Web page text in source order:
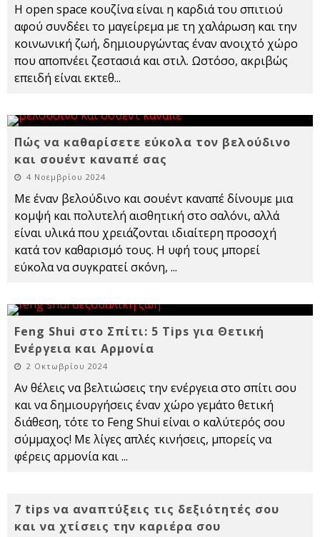
Η open space κουζίνα είναι η καρδιά του σπιτιού
αφού συνδέει το μαγείρεμα με τη χαλάρωση και την
κοινωνική ζωή, δημιουργώντας έναν ανοιχτό χώρο
που αποπνέει ζεστασιά και στιλ. Ωστόσο, ακριβώς
επειδή είναι εκτεθ...
Πώς να καθαρίσετε εύκολα τον βελούδινο
και σουέντ καναπέ σας
4 Νοεμβρίου 2024
Με έναν βελούδινο και σουέντ καναπέ δίνουμε μια
κομψή και πολυτελή αισθητική στο σαλόνι, αλλά
είναι υλικά που χρειάζονται ιδιαίτερη προσοχή
κατά τον καθαρισμό τους. Η υφή τους μπορεί
εύκολα να συγκρατεί σκόνη, ...
Feng Shui στο Σπίτι: 5 Tips για Θετική
Ενέργεια και Αρμονία
2 Οκτωβρίου 2024
Αν θέλεις να βελτιώσεις την ενέργεια στο σπίτι σου
και να δημιουργήσεις έναν χώρο γεμάτο θετική
διάθεση, τότε το Feng Shui είναι ο καλύτερός σου
σύμμαχος! Με λίγες απλές κινήσεις, μπορείς να
φέρεις αρμονία και...
7 tips να αναπτύξεις τις δεξιότητές σου
και να χτίσεις την καριέρα σου